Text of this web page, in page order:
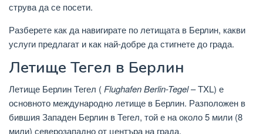
струва да се посети.
Разберете как да навигирате по летищата в Берлин, какви
услуги предлагат и как най-добре да стигнете до града.
Летище Тегел в Берлин
Летище Берлин Тегел ( Flughafen Berlin-Tegel– TXL) е
основното международно летище в Берлин. Разположен в
бившия Западен Берлин в Тегел, той е на около 5 мили (8
мили) северозападно от центъра на града.